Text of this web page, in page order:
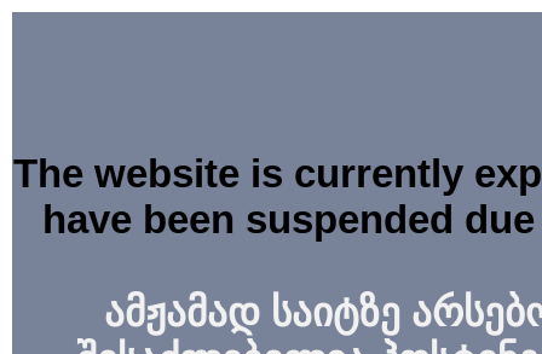
The website is currently
have been suspended
ამჟამად საიტზე